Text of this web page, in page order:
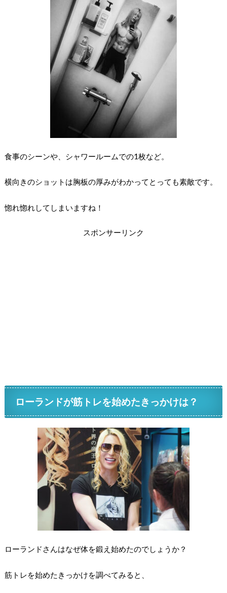
食事のシーンや、シャワールームでの1枚など。
横向きのショットは胸板の厚みがわかってとっても素敵です。
惚れ惚れしてしまいますね！
スポンサーリンク
ローランドが筋トレを始めたきっかけは？
ローランドさんはなぜ体を鍛え始めたのでしょうか？
筋トレを始めたきっかけを調べてみると、